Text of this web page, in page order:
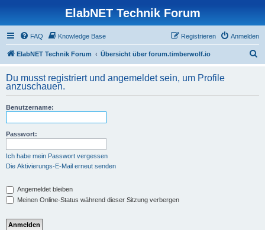
ElabNET Technik Forum
FAQ Knowledge Base Anmelden
Registrieren
ElabNET Technik Forum Übersicht über forum.timberwolf.io
h
Du musst registriert und angemeldet sein, um Profile
anzuschauen.
Benutzername:
Passwort:
Ich habe mein Passwort vergessen
Die Aktivierungs-E-Mail erneut senden
Angemeldet bleiben
Meinen Online-Status während dieser Sitzung verbergen